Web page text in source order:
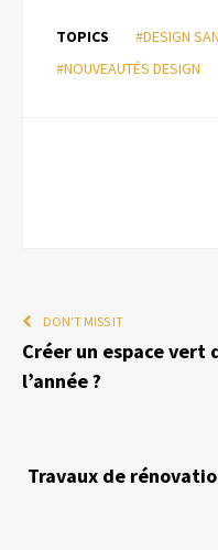
TOPICS #DESIGN
#NOUVEAUTÉS DESIGN
DON'T MISS IT
Créer un espace
l’année ?
Travaux de